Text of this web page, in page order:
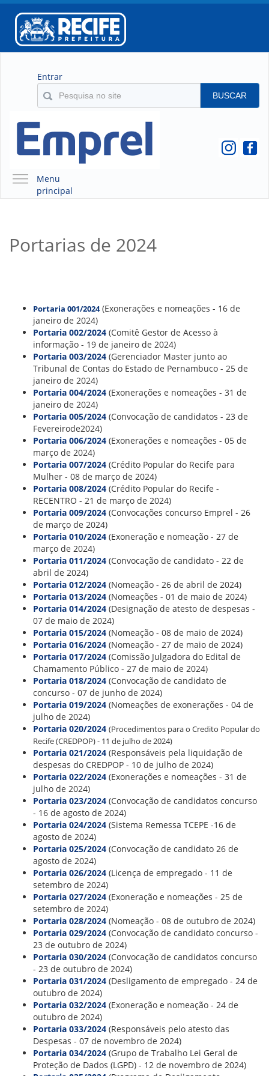
Entrar
BUSCAR
Menu
principal
QUEM SOMOS
O QUE É A EMPREL
LOCALIZAÇÃO
GESTORES
GOVERNANÇA
NOTÍCIAS
COMPRAS
COMISSÕES
LICITAÇÕES
ATAS DE REGISTRO DE PREÇOS
REGULAMENTO INTERNO DE LICITAÇÕES E
CONTRATO
GESTÃO DE PESSOAS
COLABORADORES
PLR
PARTICIPAÇÃO NOS LUCROS E RESULTADOS
CONSULTA MEUS RECURSOS PLR
CONSULTA TODOS RECURSOS PLR
CONSULTA QUESTIONAMENTO / ESCLARECIMENTO
PLR
SERVIÇOS
PGDE - PROGRAMA DE GERENCIAMENTO DO
DESEMPENHO DOS EMPREGADOS DA EMPREL
AFASTAMENTOS DOS FUNCIONÁRIOS
CAPACITAÇÃO
EVENTOS DA EMPREL
PPP - PERFIL PROFISSIOGRÁFICO
PREVIDENCIÁRIO
PROGRAMA QUALIDADE DE VIDA
PROGRAMA DE ESTAGIÁRIO
SAÚDE DO TRABALHADOR
PGDE 2022
PGDE 2023
PGDE 2024
GESTÃO DA INFORMAÇÃO
BOLETIM INFORMATIVO
BPM-DAF
ORIENTAÇÕES TÉCNICAS
SEGURANÇA DA INFORMAÇÃO
RISI - FAQ (PERGUNTAS FREQUENTES)
CATÁLOGO DE SERVIÇOS DE TIC
PARECERES TÉCNICOS
ORIENTAÇÕES
MODELO
PARECERES TÉCNICOS EMITIDOS
PUBLICAÇÕES
PORTARIAS
RESOLUÇÕES
DIVERSOS
ATAS DA CIPA
ATAS E RESOLUÇÕES DO CONSELHO FISCAL
ATAS DO CONSADE
CHAMAMENTOS PÚBLICOS
TERMOS
TRANSPARÊNCIA
CONTATO
Portarias de 2024
Portaria 001/2024(Exonerações e nomeações - 16 de
janeiro de 2024)
Portaria 002/2024 (Comitê Gestor de Acesso à
informação - 19 de janeiro de 2024)
Portaria 003/2024 (Gerenciador Master junto ao
Tribunal de Contas do Estado de Pernambuco - 25 de
janeiro de 2024)
Portaria 004/2024 (Exonerações e nomeações - 31 de
janeiro de 2024)
Portaria 005/2024 (Convocação de candidatos - 23 de
Fevereirode2024)
Portaria 006/2024 (Exonerações e nomeações - 05 de
março de 2024)
Portaria 007/2024 (Crédito Popular do Recife para
Mulher - 08 de março de 2024)
Portaria 008/2024 (Crédito Popular do Recife -
RECENTRO - 21 de março de 2024)
Portaria 009/2024 (Convocações concurso Emprel - 26
de março de 2024)
Portaria 010/2024 (Exoneração e nomeação - 27 de
março de 2024)
Portaria 011/2024 (Convocação de candidato - 22 de
abril de 2024)
Portaria 012/2024 (Nomeação - 26 de abril de 2024)
Portaria 013/2024 (Nomeações - 01 de maio de 2024)
Portaria 014/2024 (Designação de atesto de despesas -
07 de maio de 2024)
Portaria 015/2024 (Nomeação - 08 de maio de 2024)
Portaria 016/2024 (Nomeação - 27 de maio de 2024)
Portaria 017/2024 (Comissão Julgadora do Edital de
Chamamento Público - 27 de maio de 2024)
Portaria 018/2024 (Convocação de candidato de
concurso - 07 de junho de 2024)
Portaria 019/2024 (Nomeações de exonerações - 04 de
julho de 2024)
Portaria 020/2024 (Procedimentos para o Credito Popular do
Recife (CREDPOP) - 11 de julho de 2024)
Portaria 021/2024 (Responsáveis pela liquidação de
despesas do CREDPOP - 10 de julho de 2024)
Portaria 022/2024 (Exonerações e nomeações - 31 de
julho de 2024)
Portaria 023/2024 (Convocação de candidatos concurso
- 16 de agosto de 2024)
Portaria 024/2024 (Sistema Remessa TCEPE -16 de
agosto de 2024)
Portaria 025/2024 (Convocação de candidato 26 de
agosto de 2024)
Portaria 026/2024 (Licença de empregado - 11 de
setembro de 2024)
Portaria 027/2024 (Exoneração e nomeações - 25 de
setembro de 2024)
Portaria 028/2024 (Nomeação - 08 de outubro de 2024)
Portaria 029/2024 (Convocação de candidato concurso -
23 de outubro de 2024)
Portaria 030/2024 (Convocação de candidatos concurso
- 23 de outubro de 2024)
Portaria 031/2024 (Desligamento de empregado - 24 de
outubro de 2024)
Portaria 032/2024 (Exoneração e nomeação - 24 de
outubro de 2024)
Portaria 033/2024 (Responsáveis pelo atesto das
Despesas - 07 de novembro de 2024)
Portaria 034/2024 (Grupo de Trabalho Lei Geral de
Proteção de Dados (LGPD) - 12 de novembro de 2024)